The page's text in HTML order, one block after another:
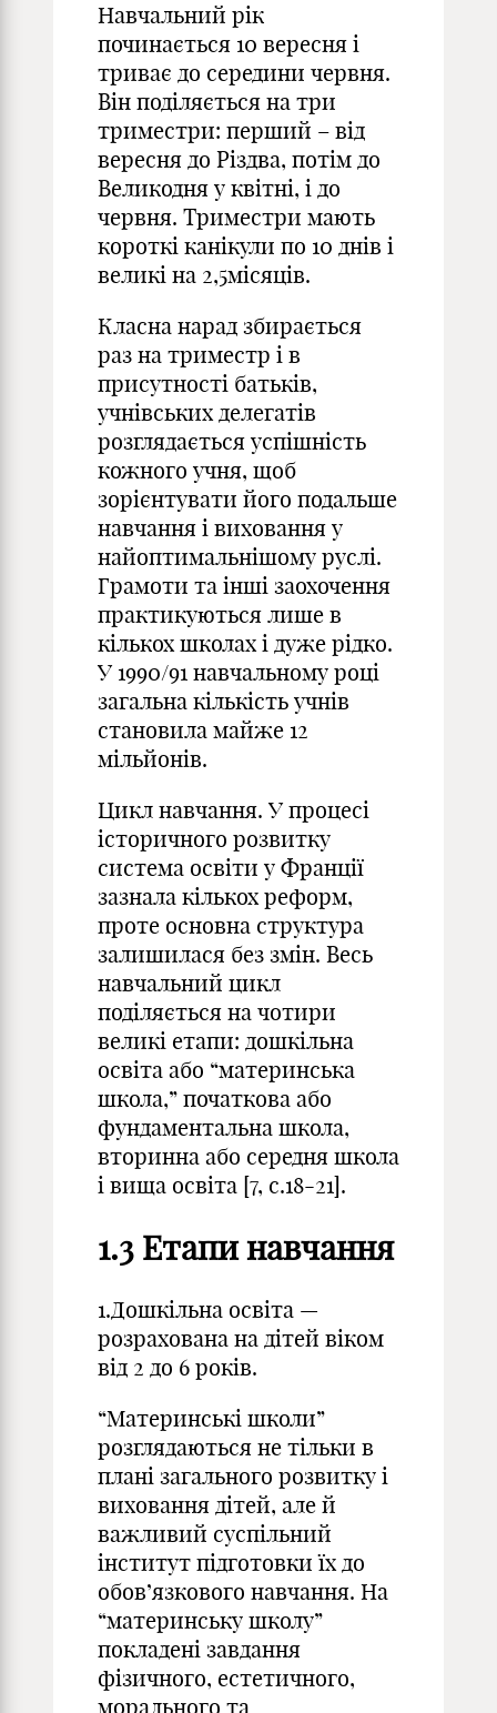
Навчальний рік
починається 10 вересня і
триває до середини червня.
Він поділяється на три
триместри: перший – від
вересня до Різдва, потім до
Великодня у квітні, і до
червня. Триместри мають
короткі канікули по 10 днів і
великі на 2,5місяців.
Класна нарад збирається
раз на триместр і в
присутності батьків,
учнівських делегатів
розглядається успішність
кожного учня, щоб
зорієнтувати його подальше
навчання і виховання у
найоптимальнішому руслі.
Грамоти та інші заохочення
практикуються лише в
кількох школах і дуже рідко.
У 1990/91 навчальному році
загальна кількість учнів
становила майже 12
мільйонів.
Цикл навчання. У процесі
історичного розвитку
система освіти у Франції
зазнала кількох реформ,
проте основна структура
залишилася без змін. Весь
навчальний цикл
поділяється на чотири
великі етапи: дошкільна
освіта або “материнська
школа,” початкова або
фундаментальна школа,
вторинна або середня школа
і вища освіта [7, с.18-21].
1.3 Етапи навчання
1.Дошкільна освіта —
розрахована на дітей віком
від 2 до 6 років.
“Материнські школи”
розглядаються не тільки в
плані загального розвитку і
виховання дітей, але й
важливий суспільний
інститут підготовки їх до
обов’язкового навчання. На
“материнську школу”
покладені завдання
фізичного, естетичного,
морального та